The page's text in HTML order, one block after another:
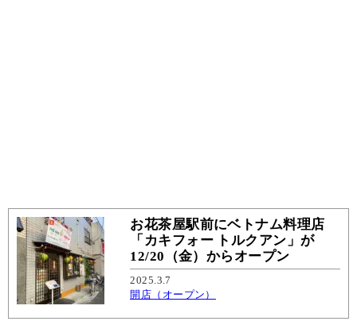
お花茶屋駅前にベトナム料理店
「カキフォー トルクアン」が
12/20（金）からオープン
2025.3.7
開店（オープン）